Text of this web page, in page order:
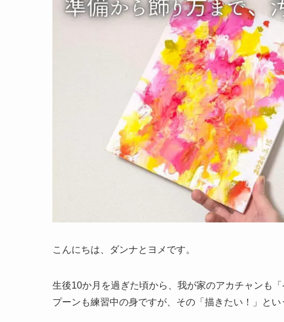
こんにちは、ダンナとヨメです。
生後10か月を過ぎた頃から、我が家のアカチャンも
プーンも練習中の身ですが、その「描きたい！」と